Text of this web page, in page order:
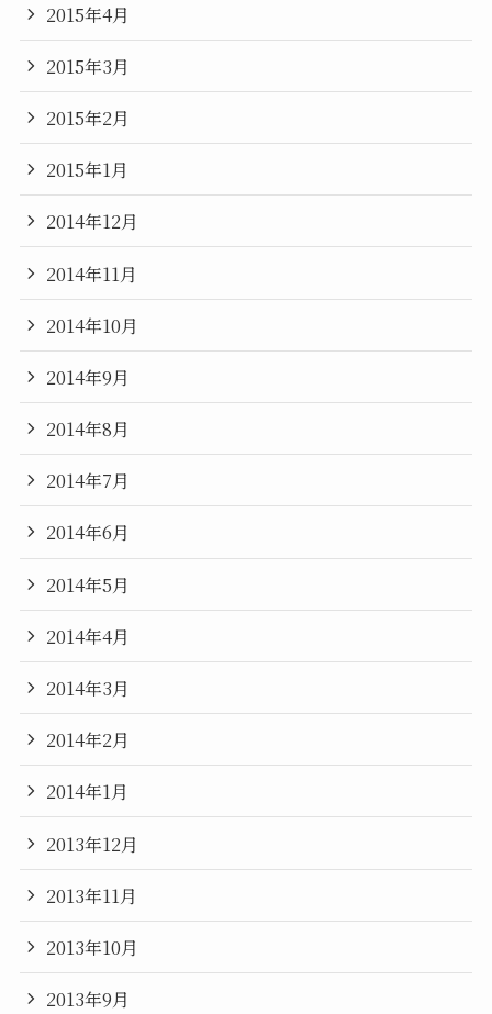
2015年4月
2015年3月
2015年2月
2015年1月
2014年12月
2014年11月
2014年10月
2014年9月
2014年8月
2014年7月
2014年6月
2014年5月
2014年4月
2014年3月
2014年2月
2014年1月
2013年12月
2013年11月
2013年10月
2013年9月